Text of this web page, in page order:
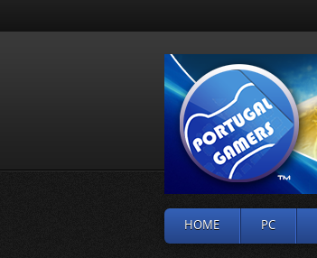
HOME PC